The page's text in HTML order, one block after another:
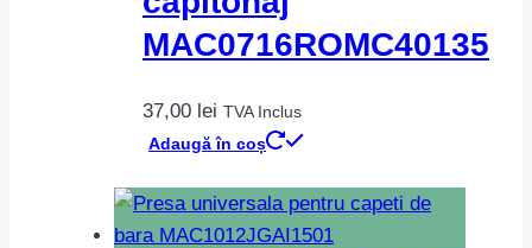
MAC0716ROMC40135
37,00 lei TVA Inclus
Adaugă în coș